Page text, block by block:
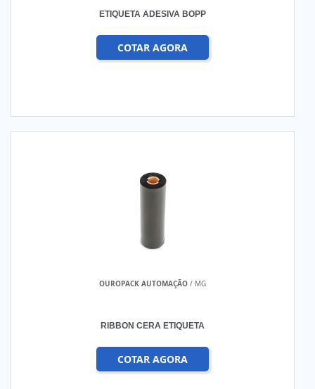
ETIQUETA ADESIVA BOPP
COTAR AGORA
OUROPACK AUTOMAÇÃO / MG
RIBBON CERA ETIQUETA
COTAR AGORA